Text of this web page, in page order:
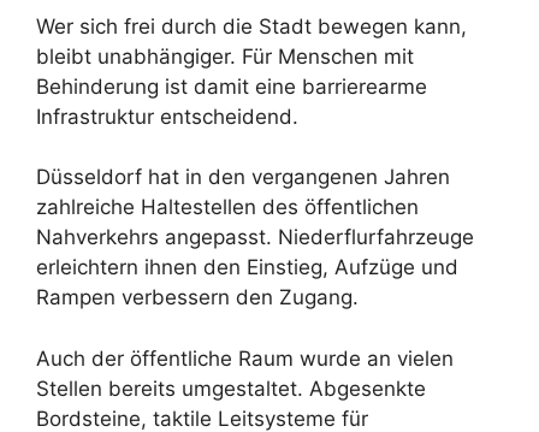
Wer sich frei durch die Stadt bewegen kann,
bleibt unabhängiger. Für Menschen mit
Behinderung ist damit eine barrierearme
Infrastruktur entscheidend.
Düsseldorf hat in den vergangenen Jahren
zahlreiche Haltestellen des öffentlichen
Nahverkehrs angepasst. Niederflurfahrzeuge
erleichtern ihnen den Einstieg, Aufzüge und
Rampen verbessern den Zugang.
Auch der öffentliche Raum wurde an vielen
Stellen bereits umgestaltet. Abgesenkte
Bordsteine, taktile Leitsysteme für